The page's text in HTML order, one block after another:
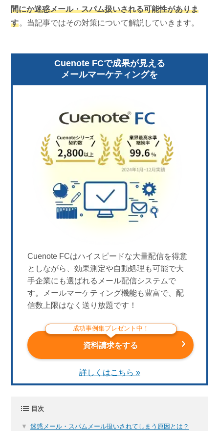
間にか迷惑メール・スパム扱いされる可能性がありま
す。当記事ではその対策について解説していきます。
Cuenote FCで成果が見える
メールマーケティングを
Cuenote FCはハイスピードな大量配信を得意
としながら、効果測定や自動処理も可能で大
手企業にも選ばれるメール配信システムで
す。メールマーケティング機能も豊富で、配
信数上限はなく送り放題です！
成功事例集プレゼント中！
資料請求をする
詳しくはこちら »
目次
迷惑メール・スパムメール扱いされてしまう原因とは？